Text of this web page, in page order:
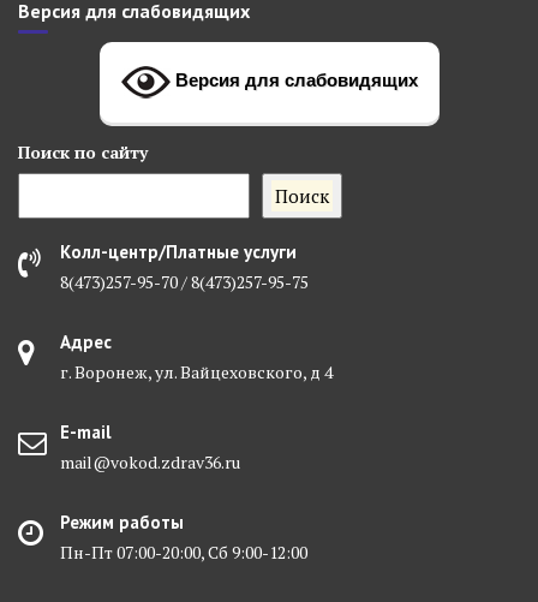
Версия для слабовидящих
Версия для слабовидящих
Поиск по сайту
Поиск
Колл-центр/Платные услуги
8(473)257-95-70 / 8(473)257-95-75
Адрес
г. Воронеж, ул. Вайцеховского, д 4
E-mail
mail@vokod.zdrav36.ru
Режим работы
Пн-Пт 07:00-20:00, Сб 9:00-12:00